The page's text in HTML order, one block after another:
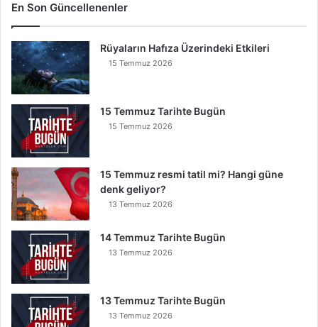
En Son Güncellenenler
Rüyaların Hafıza Üzerindeki Etkileri
15 Temmuz 2026
15 Temmuz Tarihte Bugün
15 Temmuz 2026
15 Temmuz resmi tatil mi? Hangi güne
denk geliyor?
13 Temmuz 2026
14 Temmuz Tarihte Bugün
13 Temmuz 2026
13 Temmuz Tarihte Bugün
13 Temmuz 2026